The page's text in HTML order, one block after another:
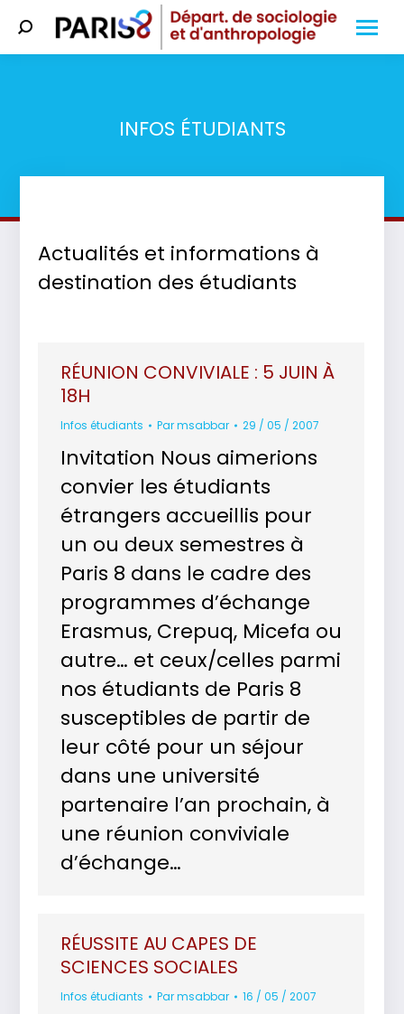
Search:
INFOS ÉTUDIANTS
Actualités et informations à
destination des étudiants
RÉUNION CONVIVIALE : 5 JUIN À
18H
Infos étudiants Parmsabbar 29 / 05 / 2007
Invitation Nous aimerions
convier les étudiants
étrangers accueillis pour
un ou deux semestres à
Paris 8 dans le cadre des
programmes d’échange
Erasmus, Crepuq, Micefa ou
autre… et ceux/celles parmi
nos étudiants de Paris 8
susceptibles de partir de
leur côté pour un séjour
dans une université
partenaire l’an prochain, à
une réunion conviviale
d’échange…
RÉUSSITE AU CAPES DE
SCIENCES SOCIALES
Infos étudiants Parmsabbar 16 / 05 / 2007